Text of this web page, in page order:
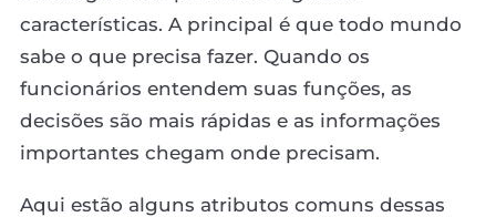
características. A principal é que todo mundo
sabe o que precisa fazer. Quando os
funcionários entendem suas funções, as
decisões são mais rápidas e as informações
importantes chegam onde precisam.
Aqui estão alguns atributos comuns dessas